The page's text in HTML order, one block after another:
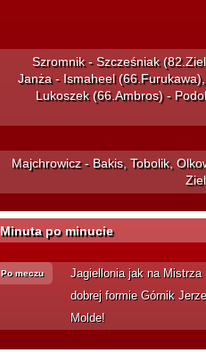
Szromnik - Szcześniak
Janża - Ismaheel
Lukoszek (66.Ambros) -
Majchrowicz - Bakis, Tobolik,
Minuta po minucie
Po meczu
Jagiellonia jak na Mistrza
dobrej formie Górnik
Molde!